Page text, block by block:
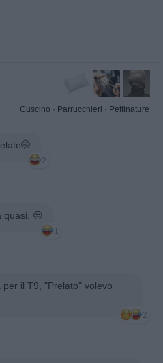
Cuscino · Parrucchieri · Pettinature
2
quasi. 😒
1
per il T9, "Prelato" volevo
2